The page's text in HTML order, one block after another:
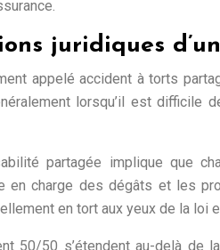
juridiques
appelé accident à torts
lorsqu’il est
partagée implique que
en charge des dégâts et les
en tort aux yeux de la loi
50/50 s’étendent au-delà